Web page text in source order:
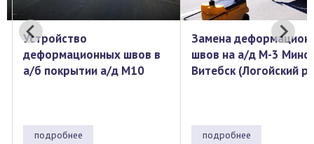
Устройство
деформационных швов в
а/б покрытии а/д М10
подробнее
Замена
швов на а/д М-3
Витебск (Логойский
подробнее